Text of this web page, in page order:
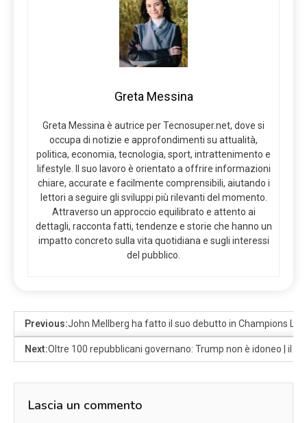
Greta Messina
Greta Messina è autrice per Tecnosuper.net, dove si
occupa di notizie e approfondimenti su attualità,
politica, economia, tecnologia, sport, intrattenimento e
lifestyle. Il suo lavoro è orientato a offrire informazioni
chiare, accurate e facilmente comprensibili, aiutando i
lettori a seguire gli sviluppi più rilevanti del momento.
Attraverso un approccio equilibrato e attento ai
dettagli, racconta fatti, tendenze e storie che hanno un
impatto concreto sulla vita quotidiana e sugli interessi
del pubblico.
Previous:John Mellberg ha fatto il suo debutto in Champions
Next:Oltre 100 repubblicani governano: Trump non è idoneo | il
Lascia un commento